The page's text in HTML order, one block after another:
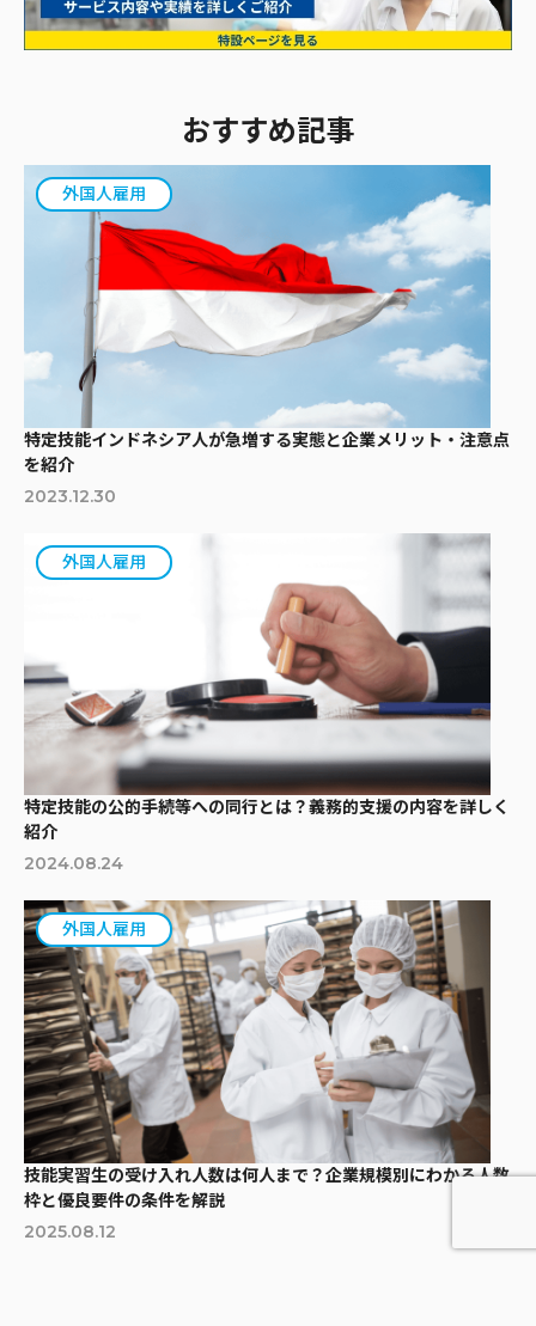
おすすめ記事
外国人雇用
特定技能インドネシア人が急増する実態と企業メリット・注意点
を紹介
2023.12.30
外国人雇用
特定技能の公的手続等への同行とは？義務的支援の内容を詳しく
紹介
2024.08.24
外国人雇用
技能実習生の受け入れ人数は何人まで？企業規模別にわかる人数
枠と優良要件の条件を解説
2025.08.12